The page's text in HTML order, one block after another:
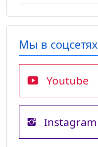
Мы в соцсетях
Youtube
Instagram